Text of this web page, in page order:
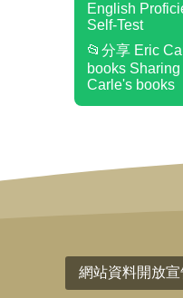
English
Self-Test
📂分享 Eric
books
Carle's books
網站資料開放宣